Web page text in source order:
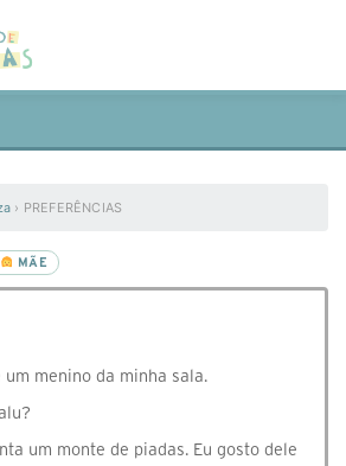
› PREFERÊNCIAS
MÃE
um menino da minha sala.
um monte de piadas. Eu gosto dele